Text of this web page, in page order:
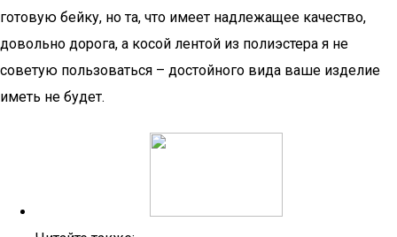
готовую бейку, но та, что имеет надлежащее качество,
довольно дорога, а косой лентой из полиэстера я не
советую пользоваться – достойного вида ваше изделие
иметь не будет.